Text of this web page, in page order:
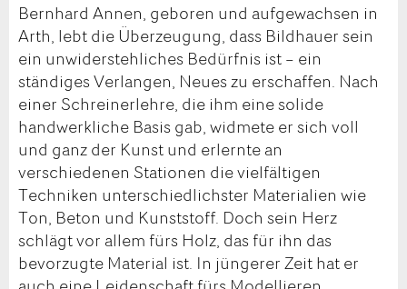
Bernhard Annen, geboren und aufgewachsen in
Arth, lebt die Überzeugung, dass Bildhauer sein
ein unwiderstehliches Bedürfnis ist – ein
ständiges Verlangen, Neues zu erschaffen. Nach
einer Schreinerlehre, die ihm eine solide
handwerkliche Basis gab, widmete er sich voll
und ganz der Kunst und erlernte an
verschiedenen Stationen die vielfältigen
Techniken unterschiedlichster Materialien wie
Ton, Beton und Kunststoff. Doch sein Herz
schlägt vor allem fürs Holz, das für ihn das
bevorzugte Material ist. In jüngerer Zeit hat er